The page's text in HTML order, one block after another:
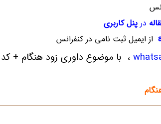
در پنل کاربری
از ایمیل ثبت نامی در کنفرانس
، با موضوع داوری زود هنگام + کد